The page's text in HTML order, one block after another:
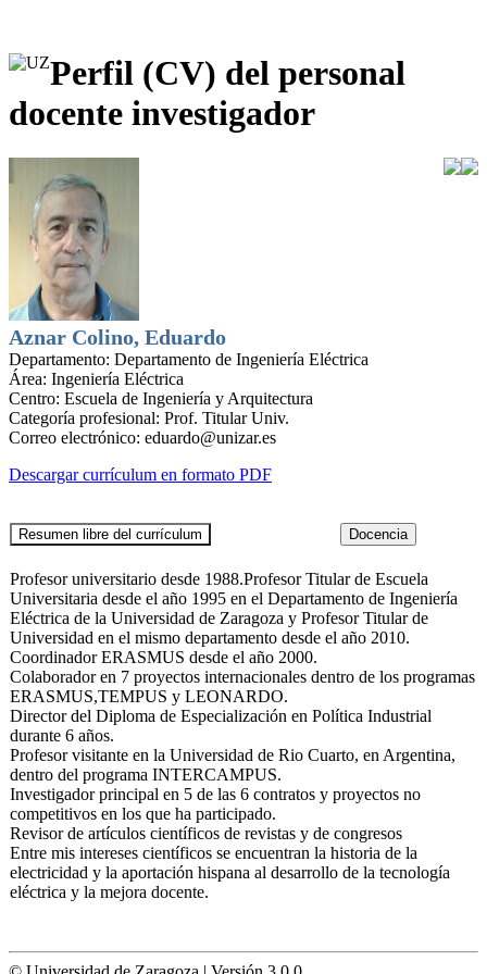
Perfil (CV) del personal
docente investigador
Aznar Colino, Eduardo
Departamento: Departamento de Ingeniería Eléctrica
Área: Ingeniería Eléctrica
Centro: Escuela de Ingeniería y Arquitectura
Categoría profesional: Prof. Titular Univ.
Correo electrónico: eduardo@unizar.es
Descargar currículum en formato PDF
Profesor universitario desde 1988.Profesor Titular de Escuela
Universitaria desde el año 1995 en el Departamento de Ingeniería
Eléctrica de la Universidad de Zaragoza y Profesor Titular de
Universidad en el mismo departamento desde el año 2010.
Coordinador ERASMUS desde el año 2000.
Colaborador en 7 proyectos internacionales dentro de los programas
ERASMUS,TEMPUS y LEONARDO.
Director del Diploma de Especialización en Política Industrial
durante 6 años.
Profesor visitante en la Universidad de Rio Cuarto, en Argentina,
dentro del programa INTERCAMPUS.
Investigador principal en 5 de las 6 contratos y proyectos no
competitivos en los que ha participado.
Revisor de artículos científicos de revistas y de congresos
Entre mis intereses científicos se encuentran la historia de la
electricidad y la aportación hispana al desarrollo de la tecnología
eléctrica y la mejora docente.